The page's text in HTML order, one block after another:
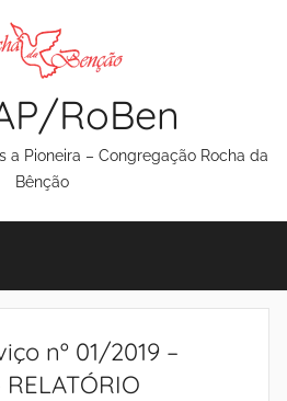
RoBen
a Pioneira – Congregação Rocha da
Bênção
nº 01/2019 –